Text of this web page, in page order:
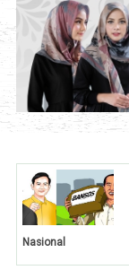
Nasional